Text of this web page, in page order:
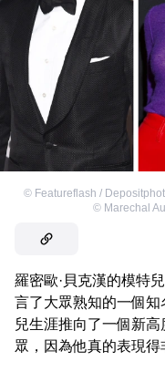
© Featureflash /
© Marechal
羅密歐·貝克漢的模特兒
言了大眾熟知的一個
兒生涯推向了一個新
眾，因為他真的表現得